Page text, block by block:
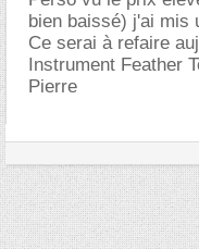
bien baissé) j'ai mis
Ce serai à refaire
Instrument Feather
Pierre